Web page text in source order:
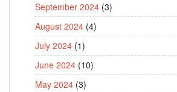
September 2024 (3)
August 2024 (4)
July 2024 (1)
June 2024 (10)
May 2024 (3)